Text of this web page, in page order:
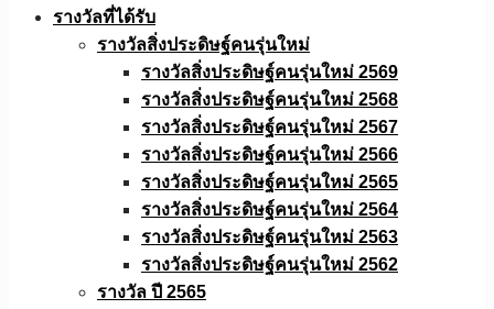
รางวัลที่ได้รับ
รางวัลสิ่งประดิษฐ์คนรุ่นใหม่
รางวัลสิ่งประดิษฐ์คนรุ่นใหม่ 2569
รางวัลสิ่งประดิษฐ์คนรุ่นใหม่ 2568
รางวัลสิ่งประดิษฐ์คนรุ่นใหม่ 2567
รางวัลสิ่งประดิษฐ์คนรุ่นใหม่ 2566
รางวัลสิ่งประดิษฐ์คนรุ่นใหม่ 2565
รางวัลสิ่งประดิษฐ์คนรุ่นใหม่ 2564
รางวัลสิ่งประดิษฐ์คนรุ่นใหม่ 2563
รางวัลสิ่งประดิษฐ์คนรุ่นใหม่ 2562
รางวัล ปี 2565